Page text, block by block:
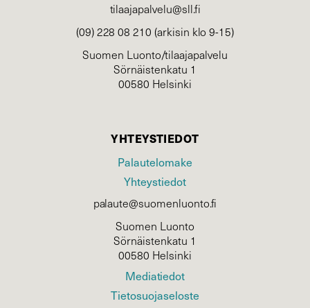
tilaajapalvelu@sll.fi
(09) 228 08 210 (arkisin klo 9-15)
Suomen Luonto/tilaajapalvelu
Sörnäistenkatu 1
00580 Helsinki
YHTEYSTIEDOT
Palautelomake
Yhteystiedot
palaute@suomenluonto.fi
Suomen Luonto
Sörnäistenkatu 1
00580 Helsinki
Mediatiedot
Tietosuojaseloste